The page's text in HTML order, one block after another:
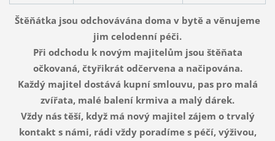
Štěňátka jsou odchovávána doma v bytě a věnujeme
jim celodenní péči.
Při odchodu k novým majitelům jsou štěňata
očkovaná, čtyřikrát odčervena a načipována.
Každý majitel dostává kupní smlouvu, pas pro malá
zvířata, malé balení krmiva a malý dárek.
Vždy nás těší, když má nový majitel zájem o trvalý
kontakt s námi, rádi vždy poradíme s péčí, výživou,